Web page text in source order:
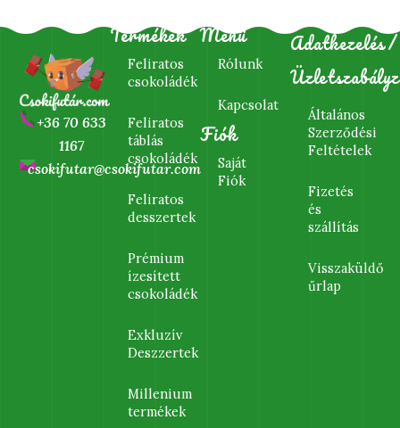
+36 70 633
1167
csokifutar@csokifutar.com
Termékek
Feliratos
csokoládék
Feliratos
táblás
csokoládék
Feliratos
desszertek
Prémium
ízesített
csokoládék
Exkluzív
Deszzertek
Millenium
termékek
Menü
Rólunk
Kapcsolat
Fiók
Saját
Fiók
Adatkezelés/
Általános
Szerződési
Feltételek
Fizetés
és
szállítás
Visszaküldő
űrlap